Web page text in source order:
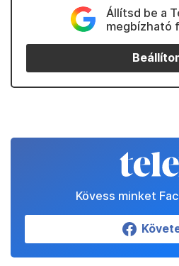
Állítsd be a
megbízható
Kövess minket